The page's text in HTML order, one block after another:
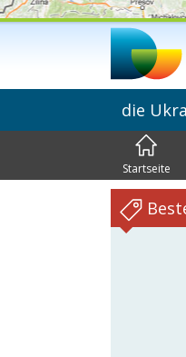
die
Startseite